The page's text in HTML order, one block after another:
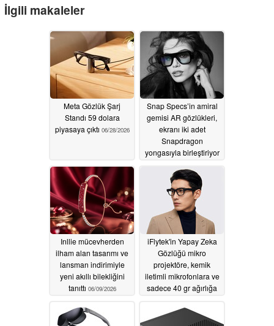
İlgili makaleler
Meta Gözlük Şarj
Standı 59 dolara
piyasaya çıktı 06/28/2026
Snap Specs’in amiral
gemisi AR gözlükleri,
ekranı iki adet
Snapdragon
yongasıyla birleştiriyor
06/17/2026
Inllie mücevherden
ilham alan tasarımı ve
lansman indirimiyle
yeni akıllı bilekliğini
tanıttı 06/09/2026
iFlytek'in Yapay Zeka
Gözlüğü mikro
projektöre, kemik
iletimli mikrofonlara ve
sadece 40 gr ağırlığa